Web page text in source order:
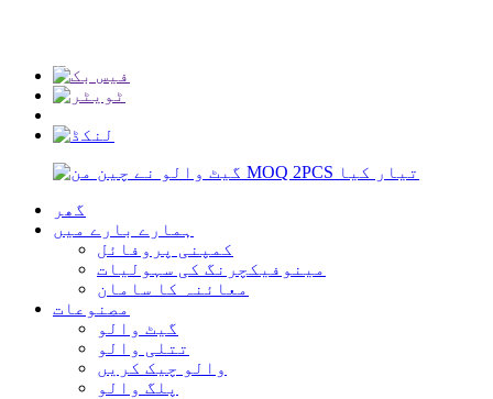
گھر
ہمارے بارے میں
کمپنی پروفائل
مینوفیکچرنگ کی سہولیات
معائنہ کا سامان
مصنوعات
گیٹ والو
تتلی والو
والو چیک کریں
پلگ والو